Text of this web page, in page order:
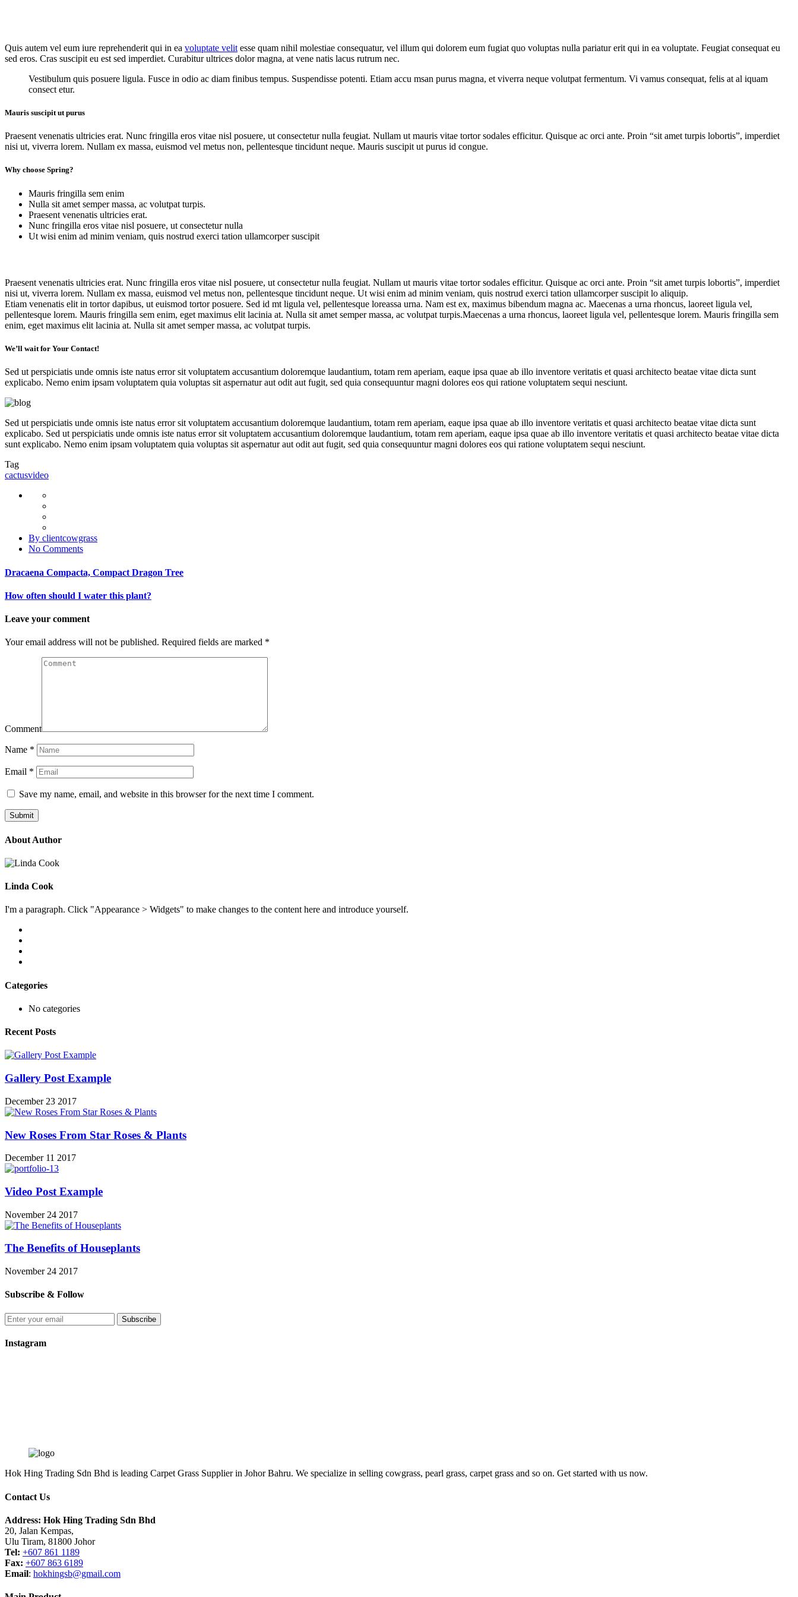
Quis autem vel eum iure reprehenderit qui in ea voluptate velit esse quam nihil molestiae consequatur, vel illum qui dolorem eum fugiat quo voluptas nulla pariatur erit qui in ea voluptate. Feugiat consequat eu
sed eros. Cras suscipit eu est sed imperdiet. Curabitur ultrices dolor magna, at vene natis lacus rutrum nec.
Vestibulum quis posuere ligula. Fusce in odio ac diam finibus tempus. Suspendisse potenti. Etiam accu msan purus magna, et viverra neque volutpat fermentum. Vi vamus consequat, felis at al iquam
consect etur.
Mauris suscipit ut purus
Praesent venenatis ultricies erat. Nunc fringilla eros vitae nisl posuere, ut consectetur nulla feugiat. Nullam ut mauris vitae tortor sodales efficitur. Quisque ac orci ante. Proin “sit amet turpis lobortis”, imperdiet
nisi ut, viverra lorem. Nullam ex massa, euismod vel metus non, pellentesque tincidunt neque. Mauris suscipit ut purus id congue.
Why choose Spring?
Mauris fringilla sem enim
Nulla sit amet semper massa, ac volutpat turpis.
Praesent venenatis ultricies erat.
Nunc fringilla eros vitae nisl posuere, ut consectetur nulla
Ut wisi enim ad minim veniam, quis nostrud exerci tation ullamcorper suscipit
Praesent venenatis ultricies erat. Nunc fringilla eros vitae nisl posuere, ut consectetur nulla feugiat. Nullam ut mauris vitae tortor sodales efficitur. Quisque ac orci ante. Proin “sit amet turpis lobortis”, imperdiet
nisi ut, viverra lorem. Nullam ex massa, euismod vel metus non, pellentesque tincidunt neque. Ut wisi enim ad minim veniam, quis nostrud exerci tation ullamcorper suscipit lo aliquip.
Etiam venenatis elit in tortor dapibus, ut euismod tortor posuere. Sed id mt ligula vel, pellentesque loreassa urna. Nam est ex, maximus bibendum magna ac. Maecenas a urna rhoncus, laoreet ligula vel,
pellentesque lorem. Mauris fringilla sem enim, eget maximus elit lacinia at. Nulla sit amet semper massa, ac volutpat turpis.Maecenas a urna rhoncus, laoreet ligula vel, pellentesque lorem. Mauris fringilla sem
enim, eget maximus elit lacinia at. Nulla sit amet semper massa, ac volutpat turpis.
We’ll wait for Your Contact!
Sed ut perspiciatis unde omnis iste natus error sit voluptatem accusantium doloremque laudantium, totam rem aperiam, eaque ipsa quae ab illo inventore veritatis et quasi architecto beatae vitae dicta sunt
explicabo. Nemo enim ipsam voluptatem quia voluptas sit aspernatur aut odit aut fugit, sed quia consequuntur magni dolores eos qui ratione voluptatem sequi nesciunt.
Sed ut perspiciatis unde omnis iste natus error sit voluptatem accusantium doloremque laudantium, totam rem aperiam, eaque ipsa quae ab illo inventore veritatis et quasi architecto beatae vitae dicta sunt
explicabo. Sed ut perspiciatis unde omnis iste natus error sit voluptatem accusantium doloremque laudantium, totam rem aperiam, eaque ipsa quae ab illo inventore veritatis et quasi architecto beatae vitae dicta
sunt explicabo. Nemo enim ipsam voluptatem quia voluptas sit aspernatur aut odit aut fugit, sed quia consequuntur magni dolores eos qui ratione voluptatem sequi nesciunt.
Tag
cactusvideo
By clientcowgrass
No Comments
Dracaena Compacta, Compact Dragon Tree
How often should I water this plant?
Leave your comment
Your email address will not be published. Required fields are marked *
Comment
Name *
Email *
Save my name, email, and website in this browser for the next time I comment.
About Author
Linda Cook
I'm a paragraph. Click "Appearance > Widgets" to make changes to the content here and introduce yourself.
Categories
No categories
Recent Posts
Gallery Post Example
December 23 2017
New Roses From Star Roses & Plants
December 11 2017
Video Post Example
November 24 2017
The Benefits of Houseplants
November 24 2017
Subscribe & Follow
Subscribe
Instagram
Hok Hing Trading Sdn Bhd is leading Carpet Grass Supplier in Johor Bahru. We specialize in selling cowgrass, pearl grass, carpet grass and so on. Get started with us now.
Contact Us
Address: Hok Hing Trading Sdn Bhd
20, Jalan Kempas,
Ulu Tiram, 81800 Johor
Tel: +607 861 1189
Fax: +607 863 6189
Email: hokhingsb@gmail.com